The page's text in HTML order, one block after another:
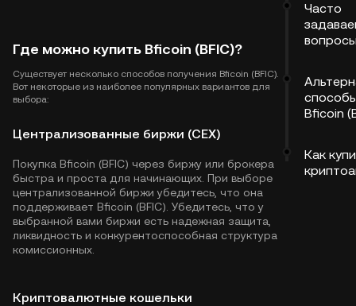
Где можно купить Bficoin (BFIC)?
Существует несколько способов получения Bficoin (BFIC).
Вот некоторые из наиболее популярных вариантов для
выбора:
Централизованные биржи (CEX)
Покупка Bficoin (BFIC) через биржу или брокера
быстра и проста для начинающих. При выборе
централизованной биржи убедитесь, что она
поддерживает Bficoin (BFIC). Убедитесь, что у
выбранной вами биржи есть надежная защита,
ликвидность и конкурентоспособная структура
комиссионных.
Криптовалютные кошельки
Часто
Bficoin
Как